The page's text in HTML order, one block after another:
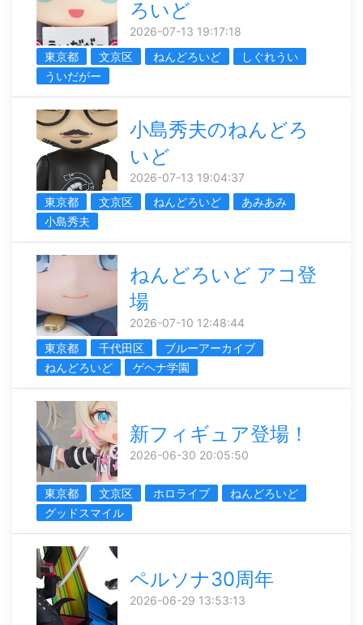
ろいど
2026-07-13 19:17:18
東京都
文京区 ねんどろいど
しぐれうい
ういだがー
小島秀夫のねんどろ
いど
2026-07-13 19:04:37
東京都
文京区 ねんどろいど
あみあみ
小島秀夫
ねんどろいど アコ登
場
2026-07-10 12:48:44
東京都
千代田区
ブルーアーカイブ
ねんどろいど
ゲヘナ学園
新フィギュア登場！
2026-06-30 20:05:50
東京都 文京区 ホロライブ
ねんどろいど
グッドスマイル
ペルソナ30周年
2026-06-29 13:53:13